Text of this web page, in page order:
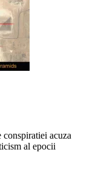
acuza
al epocii